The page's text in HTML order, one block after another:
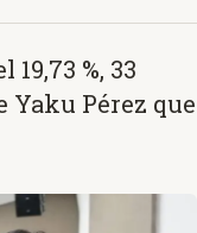
19,73 %, 33
Yaku Pérez que